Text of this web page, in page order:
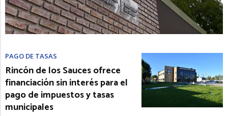
PAGO DE TASAS
Rincón de los Sauces ofrece
financiación sin interés para el
pago de impuestos y tasas
municipales